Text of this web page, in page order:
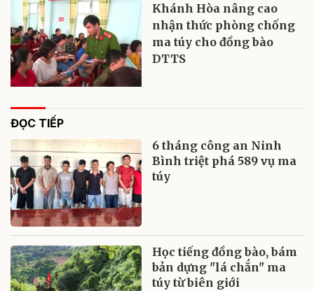
Khánh Hòa nâng cao
nhận thức phòng chống
ma túy cho đồng bào
DTTS
ĐỌC TIẾP
6 tháng công an Ninh
Bình triệt phá 589 vụ ma
túy
Học tiếng đồng bào, bám
bản dựng "lá chắn" ma
túy từ biên giới